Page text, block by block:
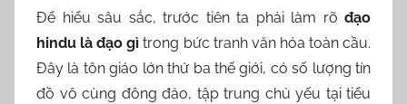
Để hiểu sâu sắc, trước tiên ta phải làm rõ đạo
hindu là đạo gì trong bức tranh văn hóa toàn cầu.
Đây là tôn giáo lớn thứ ba thế giới, có số lượng tín
đồ vô cùng đông đảo, tập trung chủ yếu tại tiểu